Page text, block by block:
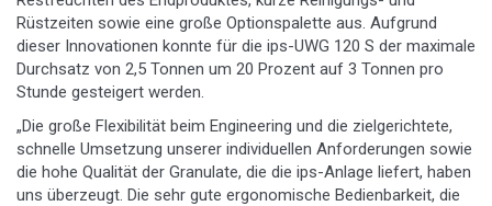
Rüstzeiten sowie eine große Optionspalette aus. Aufgrund
dieser Innovationen konnte für die ips-UWG 120 S der maximale
Durchsatz von 2,5 Tonnen um 20 Prozent auf 3 Tonnen pro
Stunde gesteigert werden.
„Die große Flexibilität beim Engineering und die zielgerichtete,
schnelle Umsetzung unserer individuellen Anforderungen sowie
die hohe Qualität der Granulate, die die ips-Anlage liefert, haben
uns überzeugt. Die sehr gute ergonomische Bedienbarkeit, die